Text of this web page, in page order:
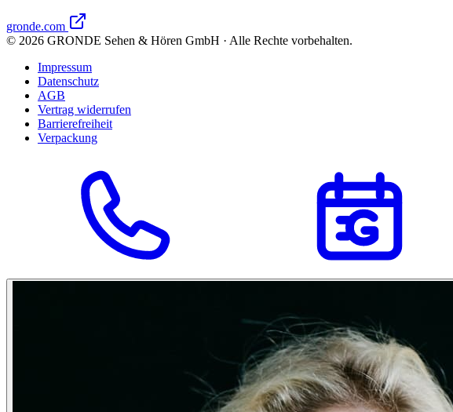
gronde.com
© 2026 GRONDE Sehen & Hören GmbH · Alle Rechte vorbehalten.
Impressum
Datenschutz
AGB
Vertrag widerrufen
Barrierefreiheit
Verpackung